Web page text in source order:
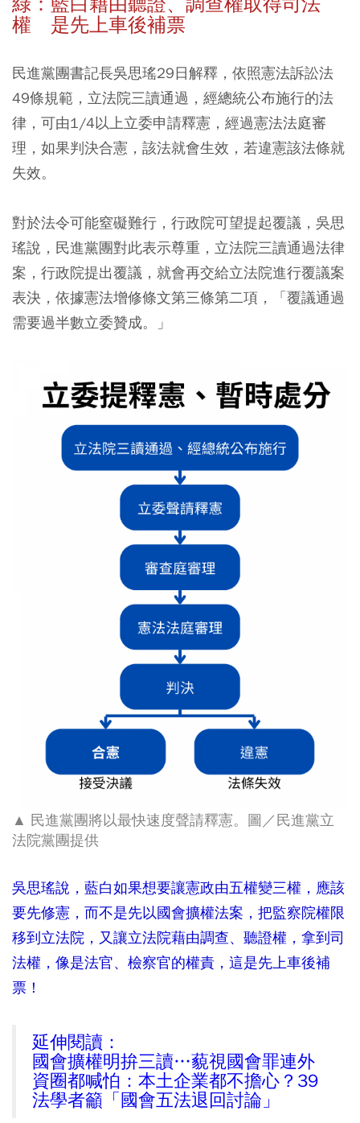
權 是先上車後補票
民進黨團書記長吳思瑤29日解釋，依照憲法訴訟法
49條規範，立法院三讀通過，經總統公布施行的法
律，可由1/4以上立委申請釋憲，經過憲法法庭審
理，如果判決合憲，該法就會生效，若違憲該法條就
失效。
對於法令可能窒礙難行，行政院可望提起覆議，吳思
瑤說，民進黨團對此表示尊重，立法院三讀通過法律
案，行政院提出覆議，就會再交給立法院進行覆議案
表決，依據憲法增修條文第三條第二項，「覆議通過
需要過半數立委贊成。」
▲ 民進黨團將以最快速度聲請釋憲。圖／民進黨立
法院黨團提供
吳思瑤說，藍白如果想要讓憲政由五權變三權，應該
要先修憲，而不是先以國會擴權法案，把監察院權限
移到立法院，又讓立法院藉由調查、聽證權，拿到司
法權，像是法官、檢察官的權責，這是先上車後補
票！
延伸閱讀：
國會擴權明拚三讀…藐視國會罪連外
資圈都喊怕：本土企業都不擔心？39
法學者籲「國會五法退回討論」